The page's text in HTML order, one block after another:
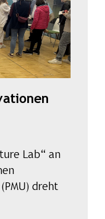
SalzburgON
Lab“ an
dreht